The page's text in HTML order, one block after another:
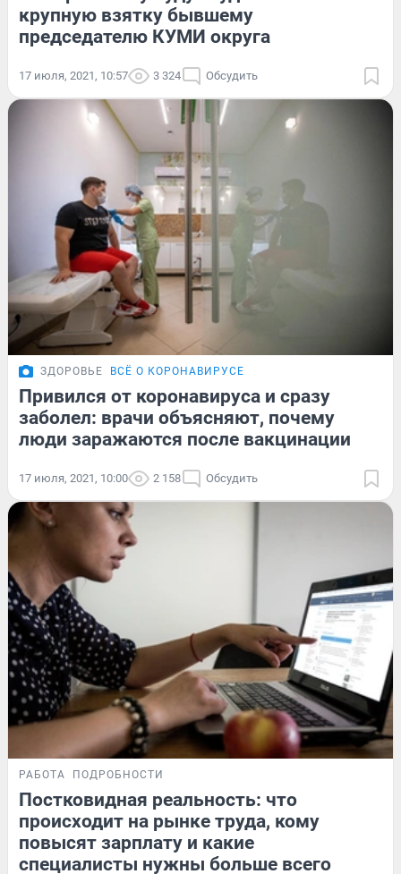
крупную взятку бывшему
председателю КУМИ округа
17 июля, 2021, 10:57 3 324 Обсудить
ЗДОРОВЬЕ ВСЁ О КОРОНАВИРУСЕ
Привился от коронавируса и сразу
заболел: врачи объясняют, почему
люди заражаются после вакцинации
17 июля, 2021, 10:00 2 158 Обсудить
РАБОТА ПОДРОБНОСТИ
Постковидная реальность: что
происходит на рынке труда, кому
повысят зарплату и какие
специалисты нужны больше всего